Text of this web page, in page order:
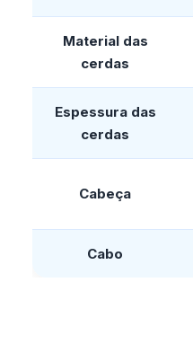
Material das
cerdas
Espessura das
cerdas
Cabeça
Cabo